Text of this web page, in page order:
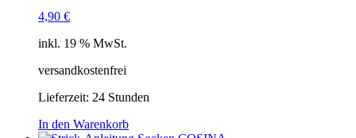
4,90 €
inkl. 19 % MwSt.
versandkostenfrei
Lieferzeit: 24 Stunden
In den Warenkorb